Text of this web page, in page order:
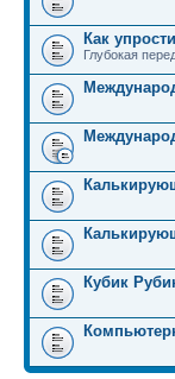
Как
Глубокая
Кубик